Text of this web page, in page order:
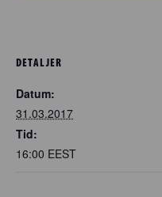
DETALJER
Datum:
31.03.2017
Tid:
16:00 EEST